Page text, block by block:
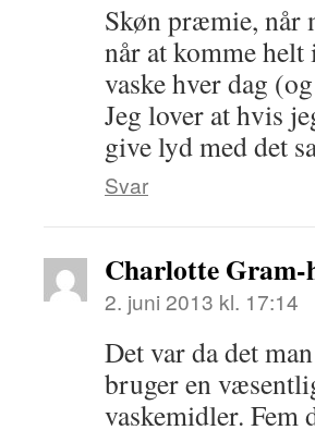
Skøn præmie, når
når at komme
vaske hver dag
Jeg lover at hvis
give lyd med det
Svar
Charlotte Gram-
2. juni 2013 kl. 17:14
Det var da det
bruger en
vaskemidler. Fem